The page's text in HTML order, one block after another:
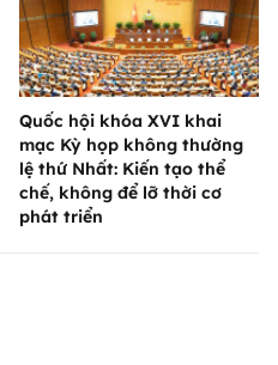
Quốc hội khóa XVI khai
mạc Kỳ họp không thường
lệ thứ Nhất: Kiến tạo thể
chế, không để lỡ thời cơ
phát triển